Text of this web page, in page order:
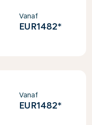
Vanaf
EUR1482*
Vanaf
EUR1482*